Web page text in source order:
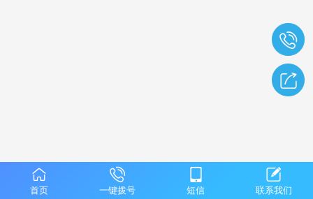
首页 一键拨号 短信 联系我们